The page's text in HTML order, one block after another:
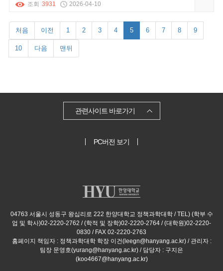
조회 3931 2026-04-10
처음 이전 1 2 3 4 5 6 7 8 9
10 다음 맨뒤
관련사이트 바로가기
PC버전 보기
04763 서울시 성동구 왕십리로 222 한양대학교 정책과학대학 / TEL) (학부 수
업 및 학사)02-2220-2762 / (학적 및 장학)02-2220-2764 / (대학원)02-2220-
0830 / FAX 02-2220-2763
홈페이지 책임자 : 정책과학대학 학장 이건(leegn@hanyang.ac.kr) / 관리자 :
팀장 문영호(yurang@hanyang.ac.kr) / 담당자 : 구지은
(koo4667@hanyang.ac.kr)